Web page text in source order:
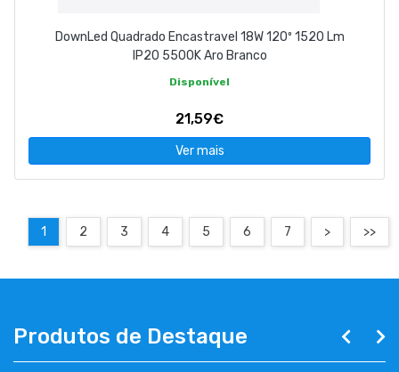
DownLed Quadrado Encastravel 18W 120º 1520 Lm
IP20 5500K Aro Branco
Disponível
21,59€
Ver mais
1 2 3 4 5 6 7 > >>
Produtos de Destaque